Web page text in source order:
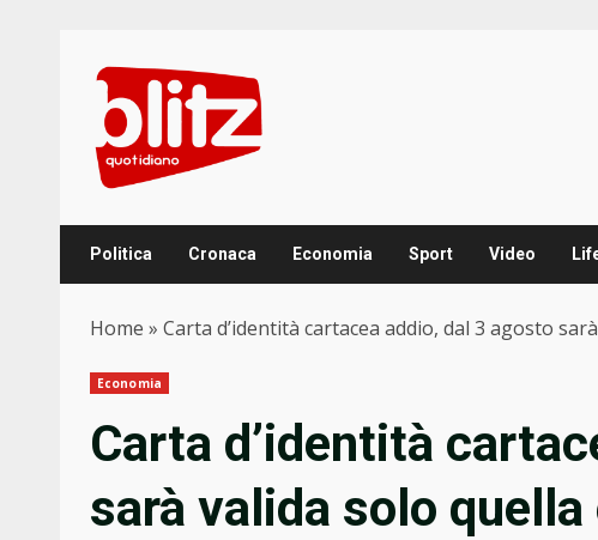
content
Politica Cronaca Economia Sport Video
Home » Carta d’identità cartacea addio, dal 3 agosto
Economia
Carta d’identità
sarà valida solo